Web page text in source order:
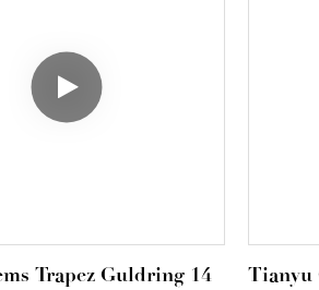
forskellige brugssituationer.
Trapez Guldring 14
Tianyu